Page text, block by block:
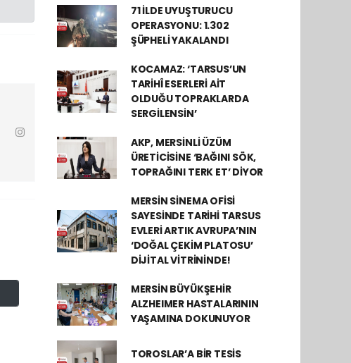
71 İLDE UYUŞTURUCU
OPERASYONU: 1.302
ŞÜPHELİ YAKALANDI
KOCAMAZ: ‘TARSUS’UN
TARİHÎ ESERLERİ AİT
OLDUĞU TOPRAKLARDA
SERGİLENSİN’
AKP, MERSİNLİ ÜZÜM
ÜRETİCİSİNE ‘BAĞINI SÖK,
TOPRAĞINI TERK ET’ DİYOR
MERSİN SİNEMA OFİSİ
SAYESİNDE TARİHİ TARSUS
EVLERİ ARTIK AVRUPA’NIN
‘DOĞAL ÇEKİM PLATOSU’
DİJİTAL VİTRİNİNDE!
MERSİN BÜYÜKŞEHİR
ALZHEIMER HASTALARININ
YAŞAMINA DOKUNUYOR
TOROSLAR’A BİR TESİS